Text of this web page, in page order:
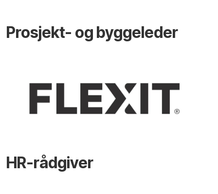
Prosjekt- og byggeleder
HR-rådgiver